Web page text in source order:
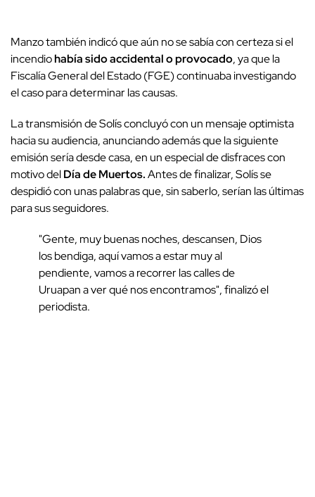
Manzo también indicó que aún no se sabía con certeza si el
incendiohabía sido accidental o provocado, ya que la
Fiscalía General del Estado (FGE) continuaba investigando
el caso para determinar las causas.
La transmisión de Solís concluyó con un mensaje optimista
hacia su audiencia, anunciando además que la siguiente
emisión sería desde casa, en un especial de disfraces con
motivo delDía de Muertos.Antes de finalizar, Solís se
despidió con unas palabras que, sin saberlo, serían las últimas
para sus seguidores.
"Gente, muy buenas noches, descansen, Dios
los bendiga, aquí vamos a estar muy al
pendiente, vamos a recorrer las calles de
Uruapan a ver qué nos encontramos", finalizó el
periodista.